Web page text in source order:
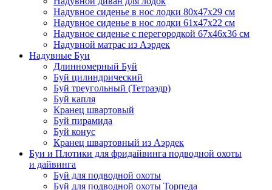
Надувное сиденье в нос лодки 80х47х29 см
Надувное сиденье в нос лодки 61х47х22 см
Надувное сиденье с перегородкой 67х46х36 см
Надувной матрас из Аэрдек
Надувные Буи
Длинномерный Буй
Буй цилиндрический
Буй треугольный (Тетраэдр)
Буй капля
Кранец швартовый
Буй пирамида
Буй конус
Кранец швартовный из Аэрдек
Буи и Плотики для фридайвинга подводной охоты
и дайвинга
Буй для подводной охоты
Буй для подводной охоты Торпеда